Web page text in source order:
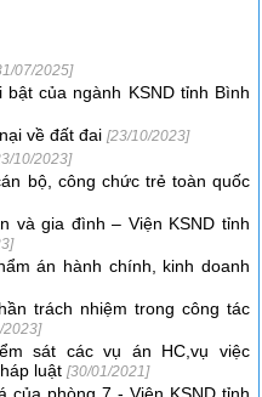
07/2025]
của ngành KSND tỉnh Bình
về đất đai [23/10/2023]
10/2023]
bộ, công chức trẻ toàn quốc
và gia đình – Viện KSND tỉnh
án hành chính, kinh doanh
trách nhiệm trong công tác
2023]
sát các vụ án HC,vụ việc
luật [30/01/2021]